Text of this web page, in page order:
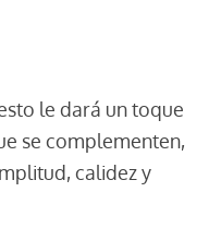
le dará un toque
se complementen,
calidez y